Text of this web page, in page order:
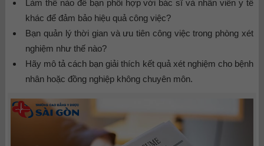
Làm thế nào để bạn phối hợp với bác sĩ và nhân viên y tế
khác để đảm bảo hiệu quả công việc?
Bạn quản lý thời gian và ưu tiên công việc trong phòng xét
nghiệm như thế nào?
Hãy mô tả cách bạn giải thích kết quả xét nghiệm cho bệnh
nhân hoặc đồng nghiệp không chuyên môn.